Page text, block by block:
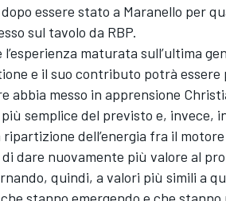
essere stato a Maranello per
sul tavolo da RBP.
l’esperienza maturata sull’ultima
e il suo contributo potrà
abbia messo in apprensione
più semplice del previsto e, invece,
dell’energia fra il
dare nuovamente più valore al
quindi, a valori più simili a